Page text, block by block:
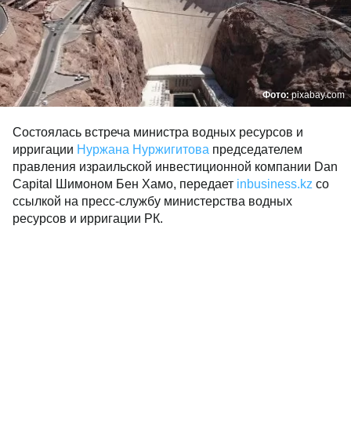
Фото:pixabay.com
Состоялась встреча министра водных ресурсов и
ирригации Нуржана Нуржигитова председателем
правления израильской инвестиционной компании Dan
Capital Шимоном Бен Хамо, передает inbusiness.kz со
ссылкой на пресс-службу министерства водных
ресурсов и ирригации РК.